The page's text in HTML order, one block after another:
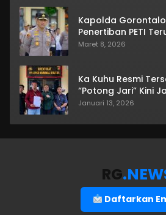
Kapolda
Penertiban PETI
Maret 8, 2026
Ka Kuhu Resmi
“Potong Jari” Kini
Januari 13, 2026
RG
Daftarkan